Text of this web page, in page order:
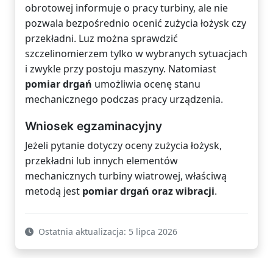
obrotowej informuje o pracy turbiny, ale nie
pozwala bezpośrednio ocenić zużycia łożysk czy
przekładni. Luz można sprawdzić
szczelinomierzem tylko w wybranych sytuacjach
i zwykle przy postoju maszyny. Natomiast
pomiar drgań umożliwia ocenę stanu
mechanicznego podczas pracy urządzenia.
Wniosek egzaminacyjny
Jeżeli pytanie dotyczy oceny zużycia łożysk,
przekładni lub innych elementów
mechanicznych turbiny wiatrowej, właściwą
metodą jest pomiar drgań oraz wibracji.
Ostatnia aktualizacja: 5 lipca 2026